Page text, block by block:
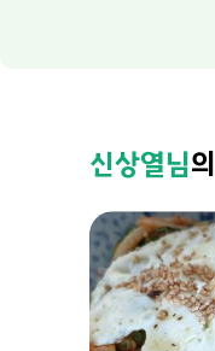
신상열님